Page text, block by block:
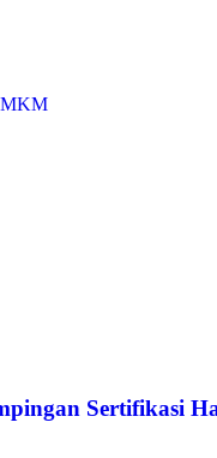
Sertifikasi